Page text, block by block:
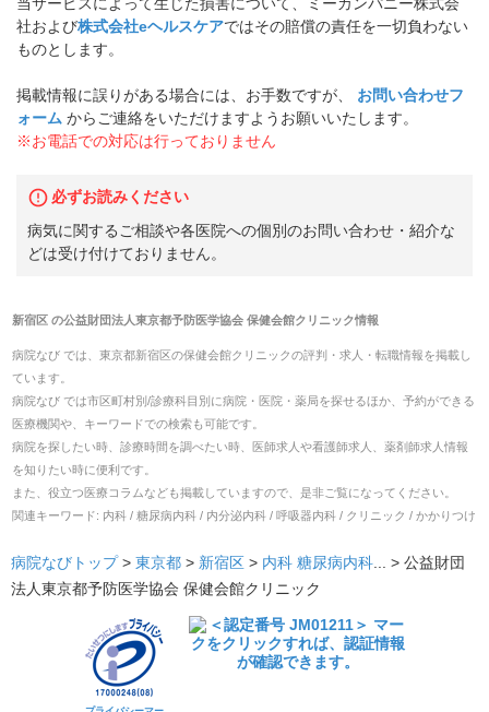
当サービスによって生じた損害について、ミーカンパニー株式会
社および株式会社eヘルスケアではその賠償の責任を一切負わない
ものとします。
掲載情報に誤りがある場合には、お手数ですが、
お問い合わせフ
ォーム からご連絡をいただけますようお願いいたします。
※お電話での対応は行っておりません
必ずお読みください
病気に関するご相談や各医院への個別のお問い合わせ・紹介な
どは受け付けておりません。
新宿区の公益財団法人東京都予防医学協会 保健会館クリニック情報
病院なび では、 東京都新宿区の保健会館クリニックの評判・求人・転職情報を掲載し
ています。
病院なび では市区町村別/診療科目別に病院・医院・薬局を探せるほか、予約ができる
医療機関や、キーワードでの検索も可能です。
病院を探したい時、診療時間を調べたい時、医師求人や看護師求人、薬剤師求人情報
を知りたい時に便利です。
また、役立つ医療コラムなども掲載していますので、是非ご覧になってください。
関連キーワード: 内科 / 糖尿病内科 / 内分泌内科 / 呼吸器内科 / クリニック / かかりつけ
病院なびトップ > 東京都 > 新宿区 > 内科 糖尿病内科... > 公益財団
法人東京都予防医学協会 保健会館クリニック